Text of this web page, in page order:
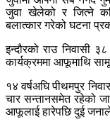
जुवा खेलेको र जित्ने
बलात्कार गरेको घटना
इन्दौरको राउ निवासी
कार्यक्रममा आफूमाथि
१४ वर्षअघि पीथमपुर
चार सन्तानसमेत रहेको
आफूलाई हारेपछि दुई